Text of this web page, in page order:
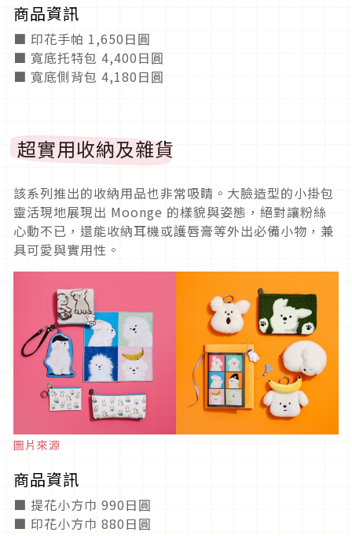
商品資訊
■ 印花手帕 1,650日圓
■ 寬底托特包 4,400日圓
■ 寬底側背包 4,180日圓
超實用收納及雜貨
該系列推出的收納用品也非常吸睛。大臉造型的小掛包
靈活現地展現出 Moonge 的樣貌與姿態，絕對讓粉絲
心動不已，還能收納耳機或護唇膏等外出必備小物，兼
具可愛與實用性。
圖片來源
商品資訊
■ 提花小方巾 990日圓
■ 印花小方巾 880日圓